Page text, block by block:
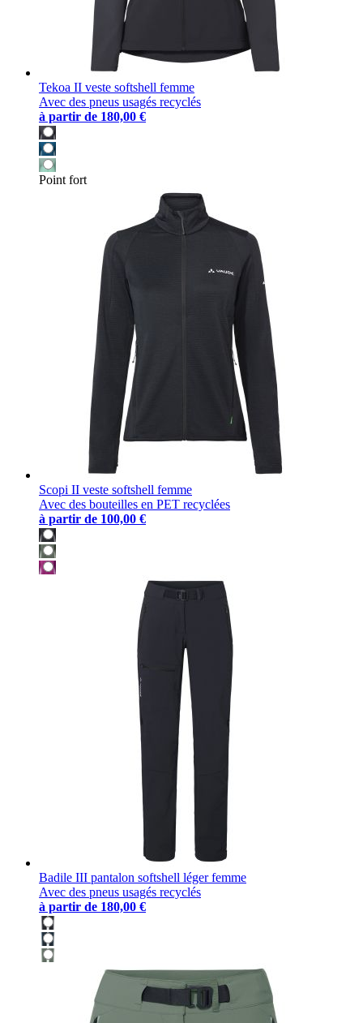
Tekoa II veste softshell femme
Avec des pneus usagés recyclés
à partir de 180,00 €
Point fort
Scopi II veste softshell femme
Avec des bouteilles en PET recyclées
à partir de 100,00 €
Badile III pantalon softshell léger femme
Avec des pneus usagés recyclés
à partir de 180,00 €